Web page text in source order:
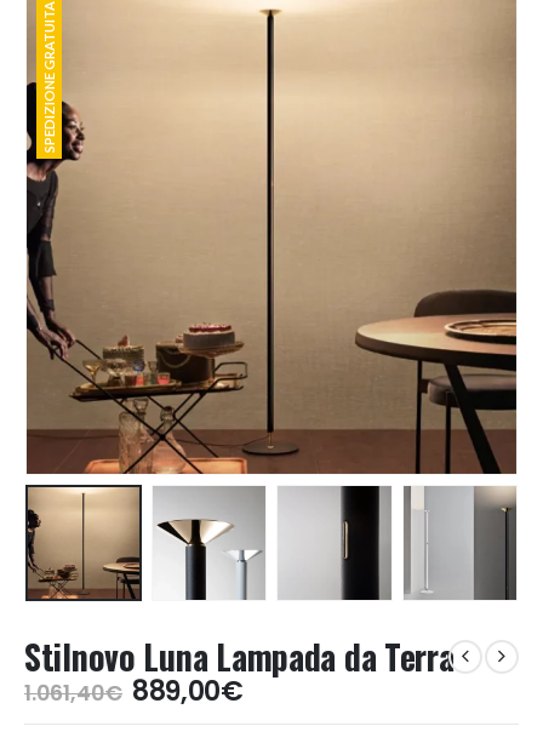
SPEDIZIONE GRATUITA
SPEDIZIONE GRATUITA
Stilnovo Luna Lampada da Terra
1.061,40€ Il
prezzo
889,00€Il
prezzo